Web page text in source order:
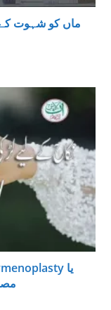
ماں کو شہوت کے